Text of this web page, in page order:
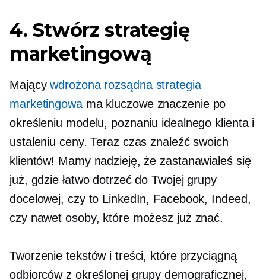
4. Stwórz strategię
marketingową
Mającywdrożona rozsądna strategia
marketingowama kluczowe znaczenie po
określeniu modelu, poznaniu idealnego klienta i
ustaleniu ceny. Teraz czas znaleźć swoich
klientów! Mamy nadzieję, że zastanawiałeś się
już, gdzie łatwo dotrzeć do Twojej grupy
docelowej, czy to LinkedIn, Facebook, Indeed,
czy nawet osoby, które możesz już znać.
Tworzenie tekstów i treści, które przyciągną
odbiorców z określonej grupy demograficznej,